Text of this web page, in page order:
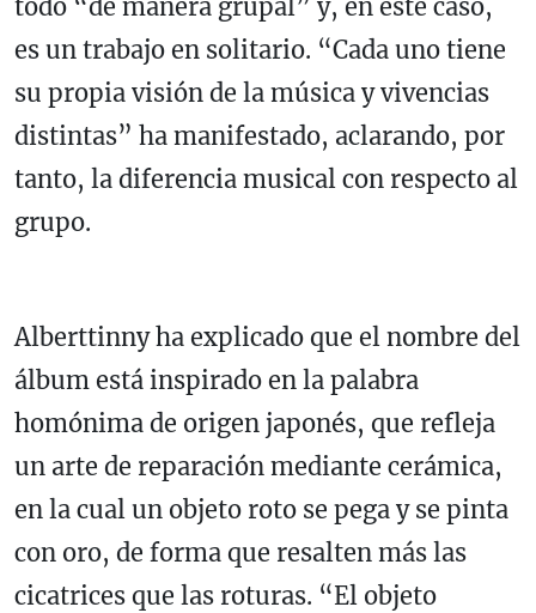
todo “de manera grupal” y, en este caso,
es un trabajo en solitario. “Cada uno tiene
su propia visión de la música y vivencias
distintas” ha manifestado, aclarando, por
tanto, la diferencia musical con respecto al
grupo.
Alberttinny ha explicado que el nombre del
álbum está inspirado en la palabra
homónima de origen japonés, que refleja
un arte de reparación mediante cerámica,
en la cual un objeto roto se pega y se pinta
con oro, de forma que resalten más las
cicatrices que las roturas. “El objeto